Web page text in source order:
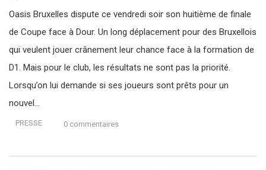
Oasis Bruxelles dispute ce vendredi soir son huitième de finale
de Coupe face à Dour. Un long déplacement pour des Bruxellois
qui veulent jouer crânement leur chance face à la formation de
D1. Mais pour le club, les résultats ne sont pas la priorité.
Lorsqu’on lui demande si ses joueurs sont prêts pour un
nouvel…
PRESSE 0 commentaires